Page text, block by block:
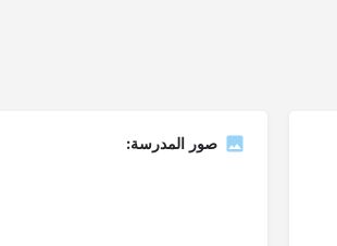
صور المدرسة: